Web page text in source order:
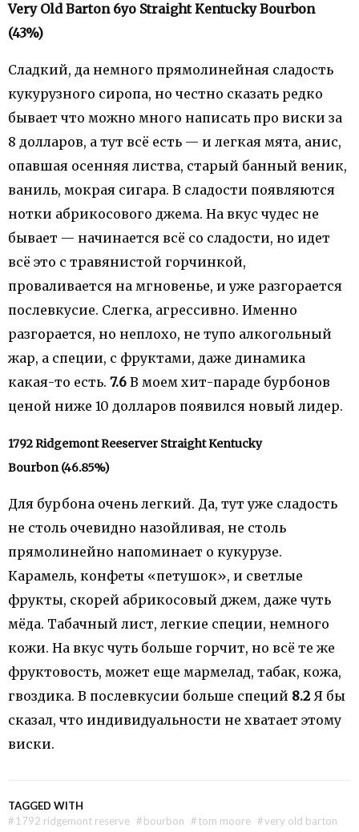
Very Old Barton 6yo Straight Kentucky Bourbon
(43%)
Сладкий, да немного прямолинейная сладость
кукурузного сиропа, но честно сказать редко
бывает что можно много написать про виски за
8 долларов, а тут всё есть — и легкая мята, анис,
опавшая осенняя листва, старый банный веник,
ваниль, мокрая сигара. В сладости появляются
нотки абрикосового джема. На вкус чудес не
бывает — начинается всё со сладости, но идет
всё это с травянистой горчинкой,
проваливается на мгновенье, и уже разгорается
послевкусие. Слегка, агрессивно. Именно
разгорается, но неплохо, не тупо алкогольный
жар, а специи, с фруктами, даже динамика
какая-то есть. 7.6 В моем хит-параде бурбонов
ценой ниже 10 долларов появился новый лидер.
1792 Ridgemont Reeserver Straight Kentucky
Bourbon(46.85%)
Для бурбона очень легкий. Да, тут уже сладость
не столь очевидно назойливая, не столь
прямолинейно напоминает о кукурузе.
Карамель, конфеты «петушок», и светлые
фрукты, скорей абрикосовый джем, даже чуть
мёда. Табачный лист, легкие специи, немного
кожи. На вкус чуть больше горчит, но всё те же
фруктовость, может еще мармелад, табак, кожа,
гвоздика. В послевкусии больше специй 8.2Я бы
сказал, что индивидуальности не хватает этому
виски.
TAGGED WITH
#1792 ridgemont reserve #bourbon #tom moore #very old barton